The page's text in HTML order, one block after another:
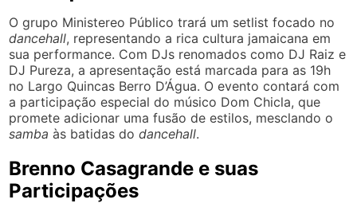
O grupo Ministereo Público trará um setlist focado no
dancehall, representando a rica cultura jamaicana em
sua performance. Com DJs renomados como DJ Raiz e
DJ Pureza, a apresentação está marcada para as 19h
no Largo Quincas Berro D’Água. O evento contará com
a participação especial do músico Dom Chicla, que
promete adicionar uma fusão de estilos, mesclando o
samba às batidas dodancehall.
Brenno Casagrande e suas
Participações